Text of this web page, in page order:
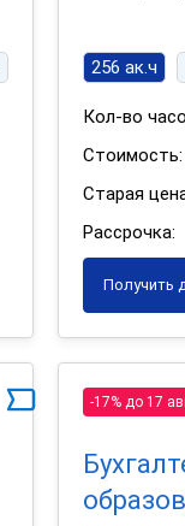
256 ак.ч
Кол-во
Стоимость:
Старая
Рассрочка:
Получить
-17% до 17